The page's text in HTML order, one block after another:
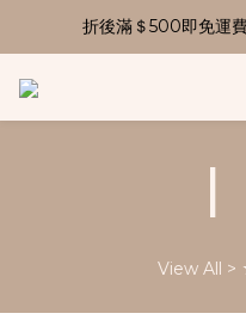
折後滿＄500即免運
View All >